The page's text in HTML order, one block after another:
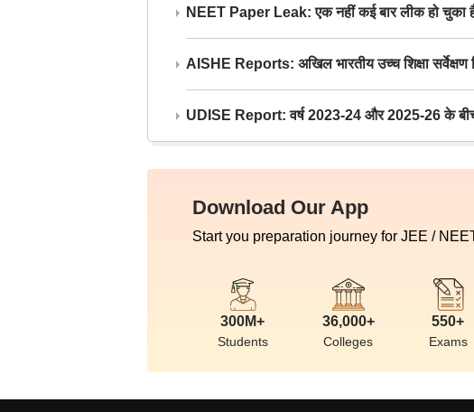
NEET Paper Leak: एक नहीं कई बार लीक हो चुका
AISHE Reports: अखिल भारतीय उच्च शिक्षा सर्वेक्षण
UDISE Report: वर्ष 2023-24 और 2025-26 के
Download Our App
Start you preparation journey for JEE /
300M+
Students
36,000+
Colleges
550+
Exams